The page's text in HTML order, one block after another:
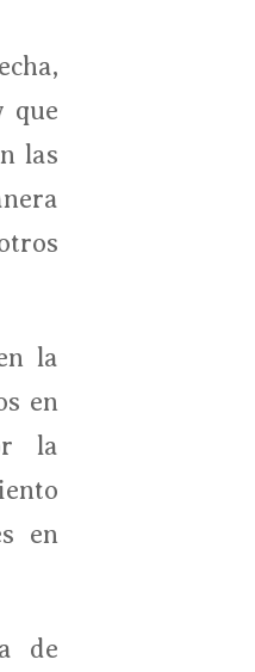
que
las
la
en
la
en
de